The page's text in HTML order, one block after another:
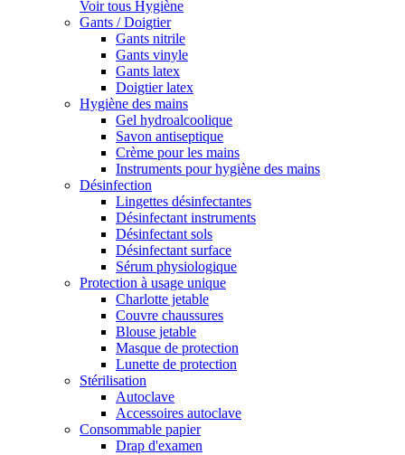
Voir tous Hygiène
Gants / Doigtier
Gants nitrile
Gants vinyle
Gants latex
Doigtier latex
Hygiène des mains
Gel hydroalcoolique
Savon antiseptique
Crème pour les mains
Instruments pour hygiène des mains
Désinfection
Lingettes désinfectantes
Désinfectant instruments
Désinfectant sols
Désinfectant surface
Sérum physiologique
Protection à usage unique
Charlotte jetable
Couvre chaussures
Blouse jetable
Masque de protection
Lunette de protection
Stérilisation
Autoclave
Accessoires autoclave
Consommable papier
Drap d'examen